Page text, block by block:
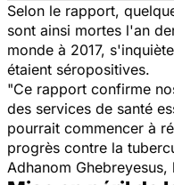
Selon le rapport,
sont ainsi mortes l'an
monde à 2017,
étaient séropositives.
"Ce rapport confirme
des services de santé
pourrait commencer à
progrès contre la
Adhanom